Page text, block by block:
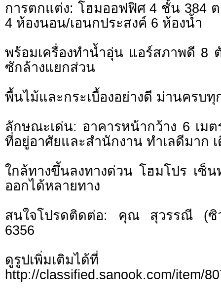
การตกแต่ง: โฮมออฟฟิศ 4 ชั้น 384
4 ห้องนอน/เอนกประสงค์ 6 ห้องน้ำ
พร้อมเครื่องทำน้ำอุ่น แอร์สภาพดี 8
ซักล้างแยกส่วน
พื้นไม้และกระเบื้องอย่างดี ม่านครบทุ
ลักษณะเด่น: อาคารหน้ากว้าง 6 เมต
ที่อยู่อาศัยและสำนักงาน ทำเลดีมาก
ใกล้ทางขึ้นลงทางด่วน โฮมโปร เซ็
ออกได้หลายทาง
สนใจโปรดติดต่อ: คุณ สุวรรณี (ซิ
6356
ดูรูปเพิ่มเติมได้ที่
http://classified.sanook.com/item/